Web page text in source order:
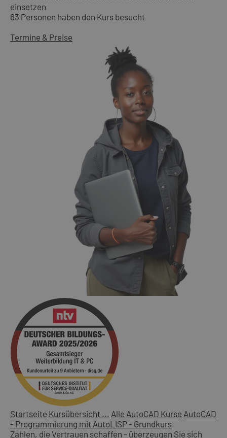
einsetzen
63 Personen haben den Kurs besucht
Termine & Preise
Startseite Kursübersicht ... Alle AutoCAD Kurse AutoCAD
- Programmierung mit AutoLISP - Grundkurs
Zahlen, die Vertrauen schaffen - überzeugen Sie sich